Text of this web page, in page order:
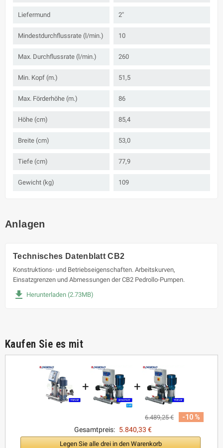
Liefermund 2"
Mindestdurchflussrate (l/min.) 10
Max. Durchflussrate (l/min.) 260
Min. Kopf (m.) 51,5
Max. Förderhöhe (m.) 86
Höhe (cm) 85,4
Breite (cm) 53,0
Tiefe (cm) 77,9
Gewicht (kg) 109
Anlagen
Technisches Datenblatt CB2
Konstruktions- und Betriebseigenschaften. Arbeitskurven,
Einsatzgrenzen und Abmessungen der CB2 Pedrollo-Pumpen.
file_download Herunterladen (2.73MB)
Kaufen Sie es mit
+ +
6.489,25 €
-10 %
Gesamtpreis: 5.840,33 €
Legen Sie alle drei in den Warenkorb